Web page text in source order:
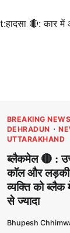
हादसा 🔴: कार
BREAKING NEWS
DEHRADUN
UTTARAKHAND
ब्लैकमेल 🔴 :
कॉल और लड़की
व्यक्ति को
से ज्यादा
Bhupesh